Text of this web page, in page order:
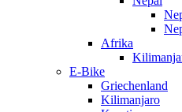
Afrika
E-Bike
Griechenland
Kilimanjaro